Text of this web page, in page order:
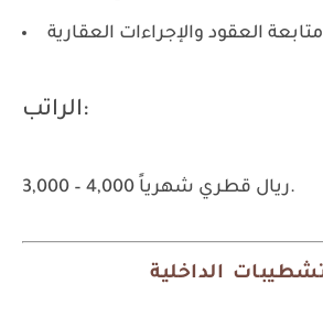
الراتب:
3,000 – 4,000 ريال قطري شهرياً.